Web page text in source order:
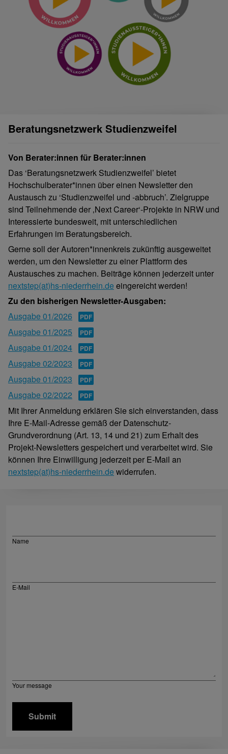
Beratungsnetzwerk Studienzweifel
Von Berater:innen für Berater:innen
Das ‘Beratungsnetzwerk Studienzweifel’ bietet
Hochschulberater*innen über einen Newsletter den
Austausch zu ‘Studienzweifel und -abbruch’. Zielgruppe
sind Teilnehmende der ‚Next Career‘-Projekte in NRW und
Interessierte bundesweit, mit unterschiedlichen
Erfahrungen im Beratungsbereich.
Gerne soll der Autoren*innenkreis zukünftig ausgeweitet
werden, um den Newsletter zu einer Plattform des
Austausches zu machen. Beiträge können jederzeit unter
nextstep(at)hs-niederrhein.de eingereicht werden!
Zu den bisherigen Newsletter-Ausgaben:
Ausgabe 01/2026
Ausgabe 01/2025
Ausgabe 01/2024
Ausgabe 02/2023
Ausgabe 01/2023
Ausgabe 02/2022
Mit Ihrer Anmeldung erklären Sie sich einverstanden, dass
Ihre E-Mail-Adresse gemäß der Datenschutz-
Grundverordnung (Art. 13, 14 und 21) zum Erhalt des
Projekt-Newsletters gespeichert und verarbeitet wird. Sie
können Ihre Einwilligung jederzeit per E-Mail an
nextstep(at)hs-niederrhein.de widerrufen.
Name
E-Mail
Your message